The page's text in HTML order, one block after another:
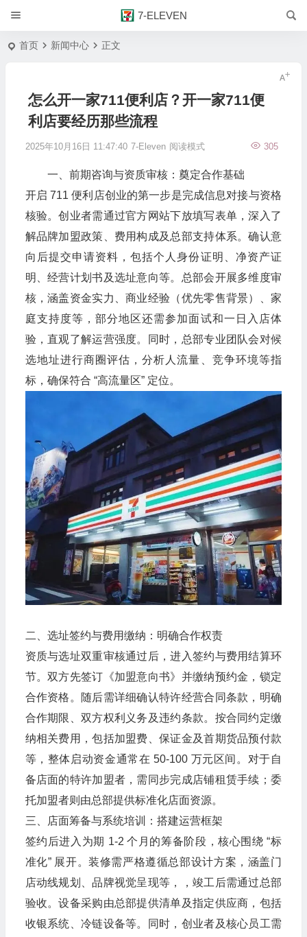
7-ELEVEN
首页 新闻中心 正文
怎么开一家711便利店？开一家711便
利店要经历那些流程
2025年10月16日 11:47:40 7-Eleven 305
阅读模式
一、前期咨询与资质审核：奠定合作基础​
开启 711 便利店创业的第一步是完成信息对接与资格
核验。创业者需通过官方网站下放填写表单，深入了
解品牌加盟政策、费用构成及总部支持体系。确认意
向后提交申请资料，包括个人身份证明、净资产证
明、经营计划书及选址意向等。总部会开展多维度审
核，涵盖资金实力、商业经验（优先零售背景）、家
庭支持度等，部分地区还需参加面试和一日入店体
验，直观了解运营强度。同时，总部专业团队会对候
选地址进行商圈评估，分析人流量、竞争环境等指
标，确保符合 “高流量区” 定位。​
二、选址签约与费用缴纳：明确合作权责​
资质与选址双重审核通过后，进入签约与费用结算环
节。双方先签订《加盟意向书》并缴纳预约金，锁定
合作资格。随后需详细确认特许经营合同条款，明确
合作期限、双方权利义务及违约条款。按合同约定缴
纳相关费用，包括加盟费、保证金及首期货品预付款
等，整体启动资金通常在 50-100 万元区间。对于自
备店面的特许加盟者，需同步完成店铺租赁手续；委
托加盟者则由总部提供标准化店面资源。​
三、店面筹备与系统培训：搭建运营框架​
签约后进入为期 1-2 个月的筹备阶段，核心围绕 “标
准化” 展开。装修需严格遵循总部设计方案，涵盖门
店动线规划、品牌视觉呈现等，，竣工后需通过总部
验收。设备采购由总部提供清单及指定供应商，包括
收银系统、冷链设备等。同时，创业者及核心员工需